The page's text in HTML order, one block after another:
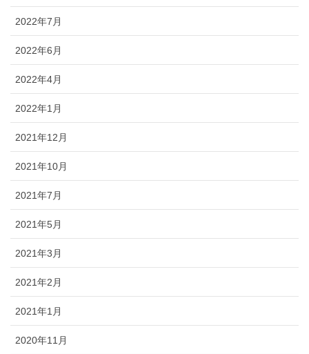
2022年7月
2022年6月
2022年4月
2022年1月
2021年12月
2021年10月
2021年7月
2021年5月
2021年3月
2021年2月
2021年1月
2020年11月